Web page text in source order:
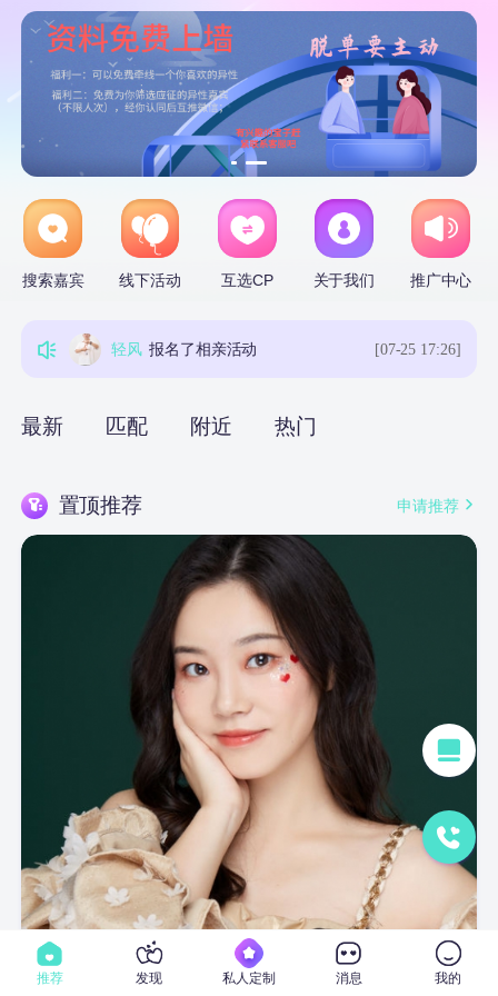
搜索嘉宾 线下活动 互选CP 关于我们 推广中心
abc 报名了相亲活动 [08-01 22:50]
First choice 查看了[沈沈]的资料 [08-01 11:40]
轻风 报名了相亲活动 [07-25 17:28]
狐小刀-管理员 报名了相亲活动 [07-29 10:26]
轻风 报名了相亲活动 [07-25 17:26]
最新 匹配 附近 热门
置顶推荐 申请推荐
推荐 发现 私人定制 消息 我的